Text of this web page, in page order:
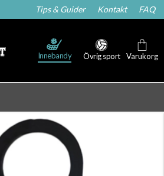
Tips & Guider Kontakt FAQ
Innebandy Övrig sport Varukorg